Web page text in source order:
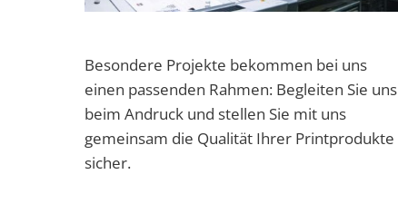
Besondere Projekte bekommen bei uns
einen passenden Rahmen: Begleiten Sie uns
beim Andruck und stellen Sie mit uns
gemeinsam die Qualität Ihrer Printprodukte
sicher.